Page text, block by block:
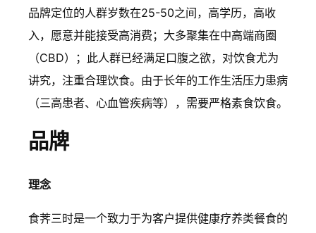
品牌定位的人群岁数在25-50之间，高学历，高收
入，愿意并能接受高消费；大多聚集在中高端商圈
（CBD）；此人群已经满足口腹之欲，对饮食尤为
讲究，注重合理饮食。由于长年的工作生活压力患病
（三高患者、心血管疾病等），需要严格素食饮食。
品牌
理念
食荠三时是一个致力于为客户提供健康疗养类餐食的